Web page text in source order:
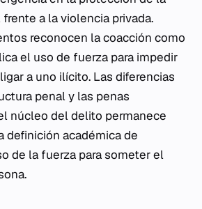
a la violencia privada.
reconocen la coacción como
el uso de fuerza para impedir
a uno ilícito. Las diferencias
penal y las penas
núcleo del delito permanece
definición académica de
de la fuerza para someter el